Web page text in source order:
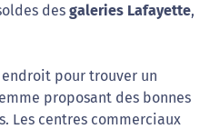
des galeries Lafayette,
pour trouver un
proposant des bonnes
Les centres commerciaux